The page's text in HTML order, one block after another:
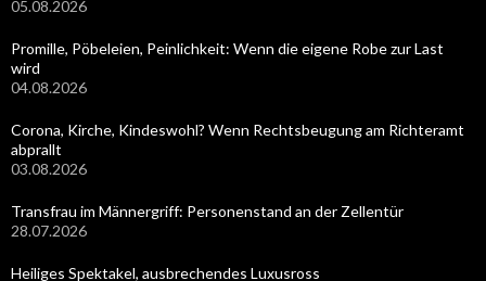
05.08.2026
Promille, Pöbeleien, Peinlichkeit: Wenn die eigene Robe zur Last
wird
04.08.2026
Corona, Kirche, Kindeswohl? Wenn Rechtsbeugung am Richteramt
abprallt
03.08.2026
Transfrau im Männergriff: Personenstand an der Zellentür
28.07.2026
Heiliges Spektakel, ausbrechendes Luxusross